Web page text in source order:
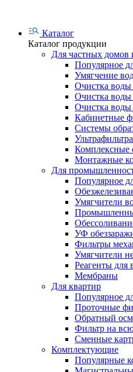
Каталог
Каталог продукции
Для частных домов
Популярное
Умягчение
Очистка воды
Очистка воды
Очистка воды
Кабинетные
Системы
Комплексные
Монтажные
Для
Популярное
Умягчители
УФ
Фильтры
Умягчители
Реагенты для
Мембраны
Для квартир
Популярное
Проточные
Обратный
Фильтр на
Сменные
Комплектующие
Популярные